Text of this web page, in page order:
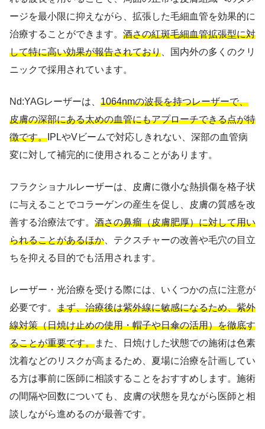
ージを最小限に抑えながら、拡張した毛細血管を効果的に
治療することができます。 酒さの紅斑毛細血管拡張型に対
して特に高い効果が報告されており 、国内外の多くのクリ
ニックで採用されています。
Nd:YAGレーザーは、 1064nmの波長を持つレーザーで、
皮膚の深部にある太めの血管にもアプローチできる点が特
徴です。 IPLやVビームで対応しきれない、深部の血管病
変に対して補完的に使用されることがあります。
フラクショナルレーザーは、皮膚に微小な熱損傷を格子状
に与えることでコラーゲンの産生を促し、皮膚の質感を改
善する治療法です。 酒さの鼻瘤（皮膚肥厚）に対して用い
られることがあるほか 、テクスチャーの改善や毛穴の目立
ちを抑える目的でも活用されます。
レーザー・光治療を受ける際には、いくつかの点に注意が
必要です。 まず、治療後は紫外線に敏感になるため、紫外
線対策（日焼け止めの使用・帽子や日傘の活用）を徹底す
ることが重要です。また、日焼けした状態での施術は色素
沈着などのリスクが高まるため、夏場に治療を計画してい
る方は事前に医師に相談することをおすすめします。施術
の間隔や回数についても、皮膚の状態を見ながら医師と相
談しながら進めるのが最善です。